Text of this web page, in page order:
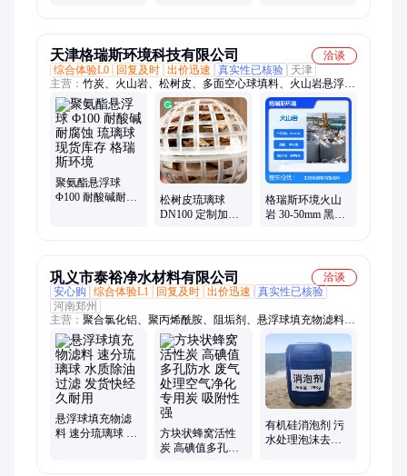
天津格瑞斯环境科技有限公司
洽谈
综合体验L0
回复及时 出价迅速 真实性已核验
天津
主营： 竹炭、火山岩、松树皮、多面空心球填料、火山岩悬浮
球、活性炭、陶粒、蜂窝活性炭、竹炭颗粒、鲍尔环填料、煤质
柱状活性炭、生物填料、木屑、活性炭颗粒、竹炭填料、炭质填
料、轻质陶粒、木片、木块、预洗塔填料、木质填料、生物除臭
填料、果壳活性炭、活性炭吸附箱、组合填料
聚氨酯悬浮球
Φ100 耐酸碱耐腐
松树皮琉璃球
DN100 定制加工
格瑞斯环境火山
岩 30-50mm 黑褐
巩义市泰裕净水材料有限公司
洽谈
安心购
综合体验L1 回复及时 出价迅速
真实性已核验
河南郑州
主营： 聚合氯化铝、聚丙烯酰胺、阻垢剂、悬浮球填充物滤料、
聚合硫酸铁、活性炭、重金属捕捉剂、葡萄糖、消泡剂
悬浮球填充物滤
料 速分琉璃球 水
方块状蜂窝活性
炭 高碘值多孔防
有机硅消泡剂 污
水处理泡沫去除